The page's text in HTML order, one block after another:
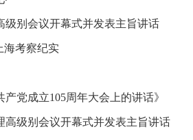
级别会议开幕式并发表主旨讲话
考察纪实
党成立105周年大会上的讲话》
高级别会议开幕式并发表主旨讲话